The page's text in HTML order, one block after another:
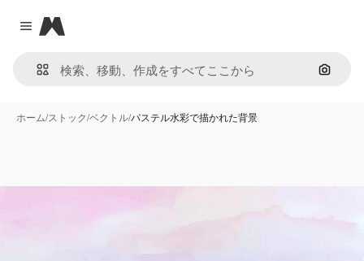
Close menu
Magnific
画像で
ホーム/ストック/ベクトル/パステル水彩で描かれた背景